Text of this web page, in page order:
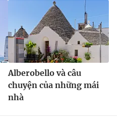
Alberobello và câu
chuyện của những mái
nhà